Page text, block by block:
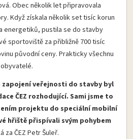
Obec několik let připravovala
Když získala několik set tisíc korun
energetiků, pustila se do stavby
sportoviště za přibližně 700 tisíc
původní ceny. Prakticky všechnu
zapojení veřejnosti do stavby byl
ČEZ rozhodující. Sami jsme to
projektu do speciální mobilní
hřiště přispívali svým pohybem
za ČEZ Petr Šuleř.